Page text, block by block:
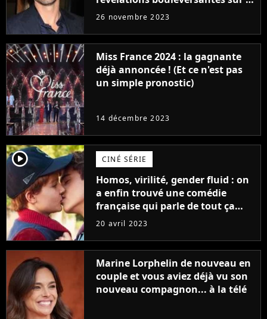
réaction des acteurs de Fast and
26 novembre 2023
Miss France 2024 : la gagnante
déjà annoncée ! (Et ce n'est pas
un simple pronostic)
14 décembre 2023
player2 CINÉ SÉRIE
Homos, virilité, gender fluid : on
a enfin trouvé une comédie
française qui parle de tout ça
sans être super ringarde
20 avril 2023
Marine Lorphelin de nouveau en
couple et vous aviez déjà vu son
nouveau compagnon... à la télé